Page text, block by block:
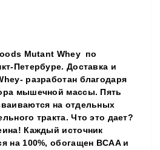
Mutant Whey по
Петербуре. Доставка и
разработан благодаря
мышечной массы. Пять
на отдельных
тракта. Что это дает?
Каждый источник
на 100%, обогащен BCAA и